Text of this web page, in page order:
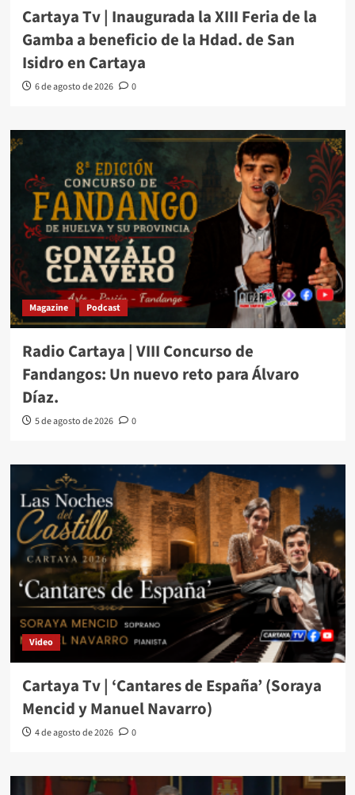
Cartaya Tv | Inaugurada la XIII Feria de la
Gamba a beneficio de la Hdad. de San
Isidro en Cartaya
6 de agosto de 2026 0
Magazine Podcast
Radio Cartaya | VIII Concurso de
Fandangos: Un nuevo reto para Álvaro
Díaz.
5 de agosto de 2026 0
Video
Cartaya Tv | ‘Cantares de España’ (Soraya
Mencid y Manuel Navarro)
4 de agosto de 2026 0